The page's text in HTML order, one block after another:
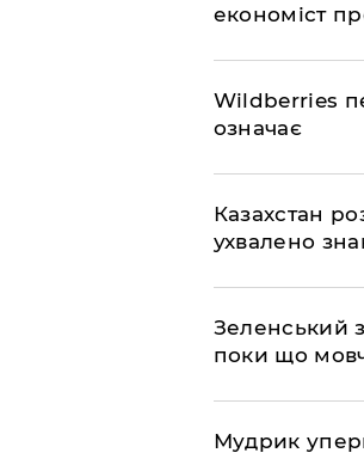
економіст
​Wildberries
означає
​Казахстан
ухвалено
​Зеленський
поки що
​Мудрик